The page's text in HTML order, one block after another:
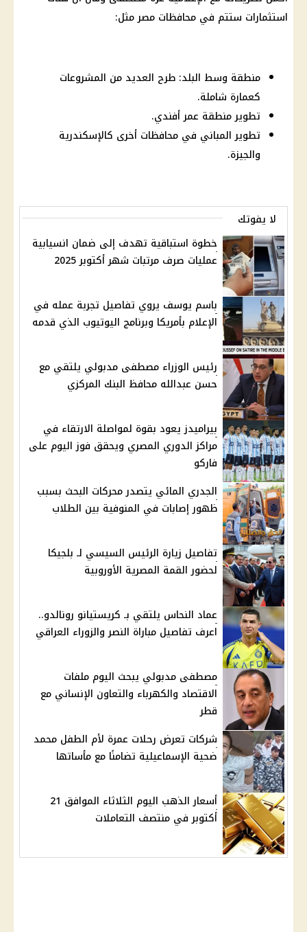
استثمارات ستتم في محافظات مصر مثل:
منطقة وسط البلد: طرح العديد من المشروعات
كعمارة شاملة.
تطوير منطقة عمر أفندي.
تطوير المباني في محافظات أخرى كالإسكندرية
والجيزة.
لا يفوتك
خطوة استباقية تهدف إلى ضمان انسيابية
عمليات صرف مرتبات شهر أكتوبر 2025
باسم يوسف يروي تفاصيل تجربة عمله في
الإعلام بأمريكا وبرنامج اليوتيوب الذي قدمه
رئيس الوزراء مصطفى مدبولي يلتقي مع
حسن عبدالله محافظ البنك المركزي
بيراميدز يعود بقوة لمواصلة الارتقاء في
مراكز الدوري المصري ويحقق فوز اليوم على
فاركو
الجدري المائي يتصدر محركات البحث بسبب
ظهور إصابات في المنوفية بين الطلاب
تفاصيل زيارة الرئيس السيسي لـ بلجيكا
لحضور القمة المصرية الأوروبية
عماد النحاس يلتقي بـ كريستيانو رونالدو..
اعرف تفاصيل مباراة النصر والزوراء العراقي
مصطفى مدبولي يبحث اليوم ملفات
الاقتصاد والكهرباء والتعاون الإنساني مع
قطر
شركات تعرض رحلات عمرة لأم الطفل محمد
ضحية الإسماعيلية تضامنًا مع مأساتها
أسعار الذهب اليوم الثلاثاء الموافق 21
أكتوبر في منتصف التعاملات